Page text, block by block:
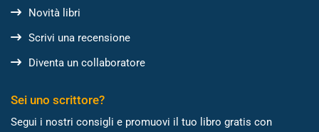
Novità libri
Scrivi una recensione
Diventa un collaboratore
Sei uno scrittore?
Segui i nostri consigli e promuovi il tuo libro gratis con